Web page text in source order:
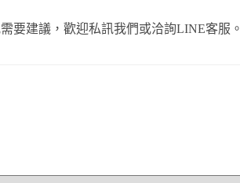
要建議，歡迎私訊我們或洽詢LINE客服。